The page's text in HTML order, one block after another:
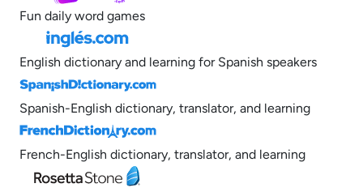
Fun daily word games
English dictionary and learning for Spanish speakers
Spanish-English dictionary, translator, and learning
French-English dictionary, translator, and learning